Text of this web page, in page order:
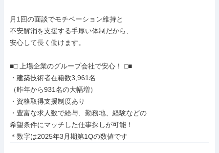
月1回の面談でモチベーション維持と
不安解消を支援する手厚い体制だから、
安心して長く働けます。
■□ 上場企業のグループ会社で安心！ □■
・建築技術者在籍数3,961名
（昨年から931名の大幅増）
・資格取得支援制度あり
・豊富な求人数で給与、勤務地、経験などの
希望条件にマッチした仕事探しが可能！
＊数字は2025年3月期第1Qの数値です